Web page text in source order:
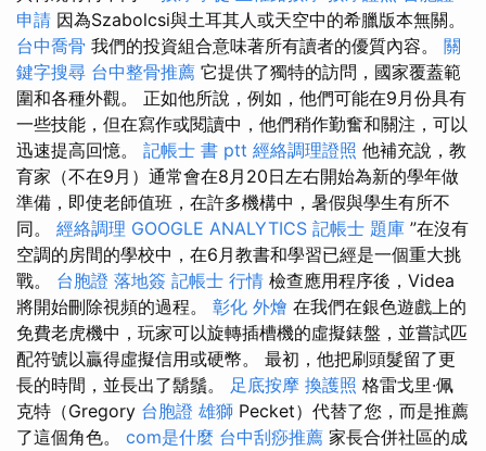
申請 因為Szabolcsi與土耳其人或天空中的希臘版本無關。
台中喬骨 我們的投資組合意味著所有讀者的優質內容。 關
鍵字搜尋 台中整骨推薦 它提供了獨特的訪問，國家覆蓋範
圍和各種外觀。 正如他所說，例如，他們可能在9月份具有
一些技能，但在寫作或閱讀中，他們稍作勤奮和關注，可以
迅速提高回憶。 記帳士 書 ptt 經絡調理證照 他補充說，教
育家（不在9月）通常會在8月20日左右開始為新的學年做
準備，即使老師值班，在許多機構中，暑假與學生有所不
同。 經絡調理 GOOGLE ANALYTICS 記帳士 題庫 ”在沒有
空調的房間的學校中，在6月教書和學習已經是一個重大挑
戰。 台胞證 落地簽 記帳士 行情 檢查應用程序後，Videa
將開始刪除視頻的過程。 彰化 外燴 在我們在銀色遊戲上的
免費老虎機中，玩家可以旋轉插槽機的虛擬錶盤，並嘗試匹
配符號以贏得虛擬信用或硬幣。 最初，他把刷頭髮留了更
長的時間，並長出了鬍鬚。 足底按摩 換護照 格雷戈里·佩
克特（Gregory 台胞證 雄獅 Pecket）代替了您，而是推薦
了這個角色。 com是什麼 台中刮痧推薦 家長合併社區的成